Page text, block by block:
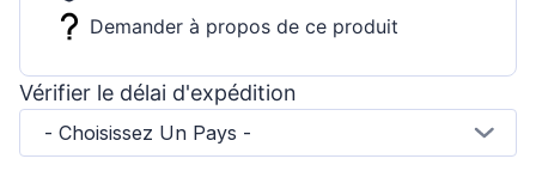
Demander à propos de ce produit
Vérifier le délai d'expédition
- Choisissez Un Pays -